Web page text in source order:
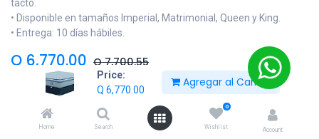
Price:
Q 6,770.00
Agregar al Carrito
Home Search
0
Wishlist Account
tacto.
• Disponible en tamaños Imperial, Matrimonial, Queen y King.
• Entrega: 10 días hábiles.
Q 6,770.00 Q7,700.55
Tamaño
Imperial Matrimonial Queen King